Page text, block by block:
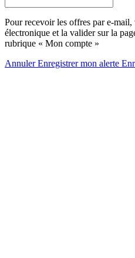
Pour recevoir les offres par e-mail,
électronique et la valider sur la
rubrique « Mon compte »
AnnulerEnregistrer mon alerte